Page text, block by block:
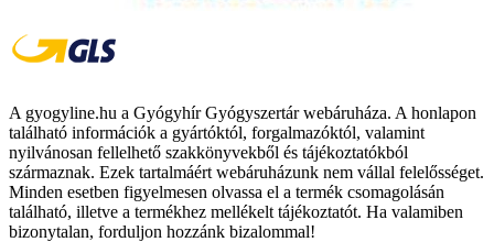
A gyogyline.hu a Gyógyhír Gyógyszertár webáruháza. A honlapon
található információk a gyártóktól, forgalmazóktól, valamint
nyilvánosan fellelhető szakkönyvekből és tájékoztatókból
származnak. Ezek tartalmáért webáruházunk nem vállal felelősséget.
Minden esetben figyelmesen olvassa el a termék csomagolásán
található, illetve a termékhez mellékelt tájékoztatót. Ha valamiben
bizonytalan, forduljon hozzánk bizalommal!